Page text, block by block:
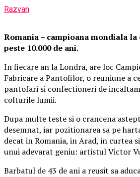
Razvan
Romania – campioana mondiala la
peste 10.000 de ani.
In fiecare an la Londra, are loc
Fabricare a Pantofilor, o reuniune a
pantofari si confectioneri de
colturile lumii.
Dupa multe teste si o crancena
desemnat, iar pozitionarea sa pe
decat in Romania, in Arad, in curtea
unui adevarat geniu: artistul Victor
Barbatul de 43 de ani a reusit sa